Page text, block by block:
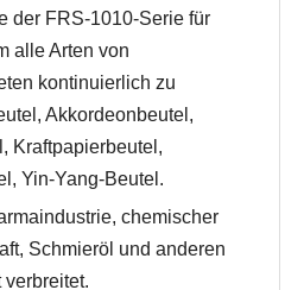
der FRS-1010-Serie für
alle Arten von
kontinuierlich zu
Akkordeonbeutel,
Kraftpapierbeutel,
Yin-Yang-Beutel.
chemischer
Schmieröl und anderen